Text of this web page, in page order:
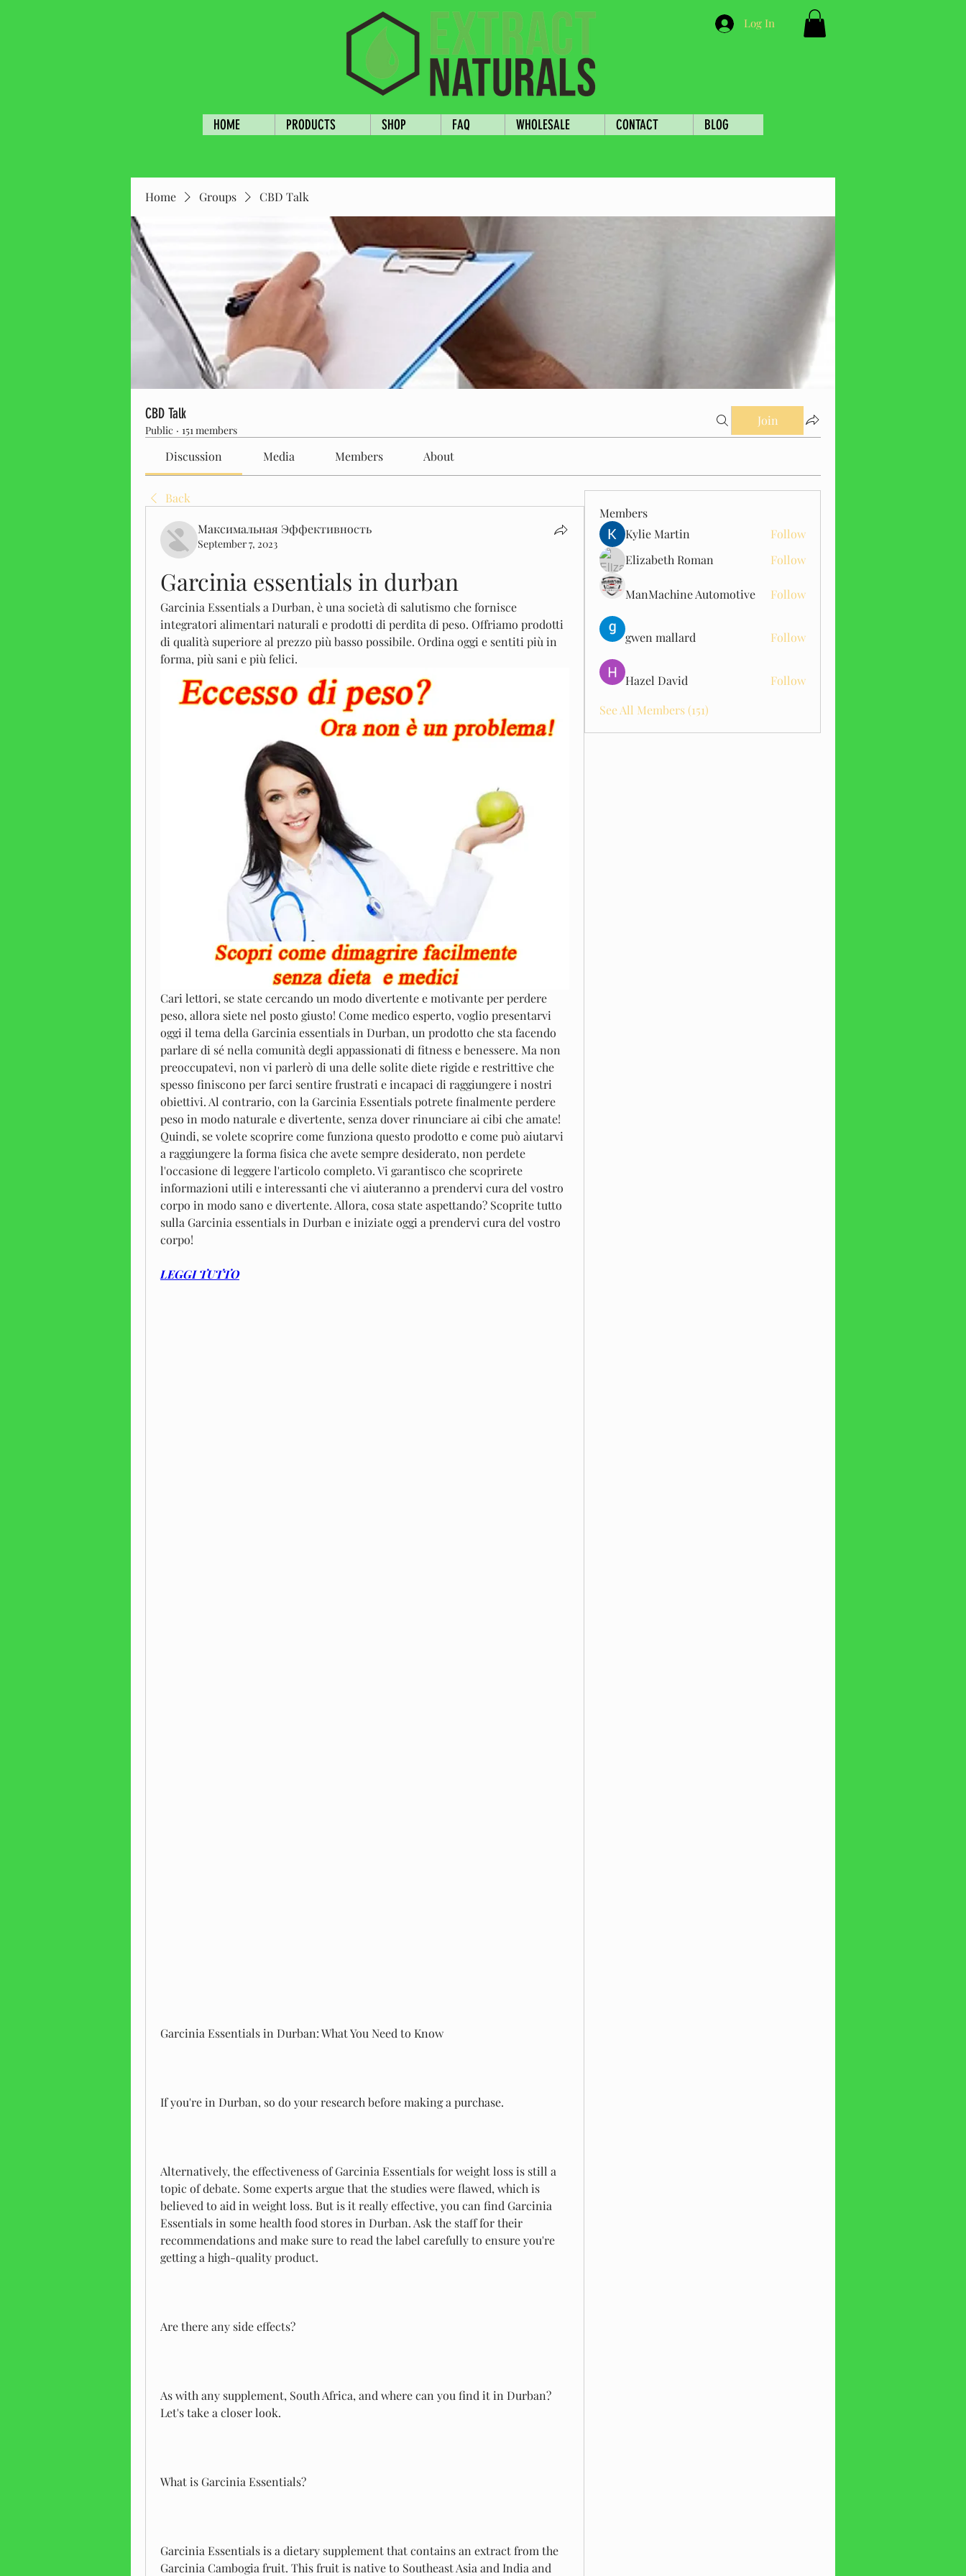
Log In
HOME PRODUCTS SHOP FAQ WHOLESALE CONTACT BLOG
Home Groups CBD Talk
CBD Talk
Public · 151 members
Join
Discussion Media Members About
Back
Максимальная Эффективность
September 7, 2023
Garcinia essentials in durban
Garcinia Essentials a Durban, è una società di salutismo che fornisce
integratori alimentari naturali e prodotti di perdita di peso. Offriamo prodotti
di qualità superiore al prezzo più basso possibile. Ordina oggi e sentiti più in
forma, più sani e più felici.
Cari lettori, se state cercando un modo divertente e motivante per perdere
peso, allora siete nel posto giusto! Come medico esperto, voglio presentarvi
oggi il tema della Garcinia essentials in Durban, un prodotto che sta facendo
parlare di sé nella comunità degli appassionati di fitness e benessere. Ma non
preoccupatevi, non vi parlerò di una delle solite diete rigide e restrittive che
spesso finiscono per farci sentire frustrati e incapaci di raggiungere i nostri
obiettivi. Al contrario, con la Garcinia Essentials potrete finalmente perdere
peso in modo naturale e divertente, senza dover rinunciare ai cibi che amate!
Quindi, se volete scoprire come funziona questo prodotto e come può aiutarvi
a raggiungere la forma fisica che avete sempre desiderato, non perdete
l'occasione di leggere l'articolo completo. Vi garantisco che scoprirete
informazioni utili e interessanti che vi aiuteranno a prendervi cura del vostro
corpo in modo sano e divertente. Allora, cosa state aspettando? Scoprite tutto
sulla Garcinia essentials in Durban e iniziate oggi a prendervi cura del vostro
corpo!
LEGGI TUTTO
Garcinia Essentials in Durban: What You Need to Know
If you're in Durban, so do your research before making a purchase.
Alternatively, the effectiveness of Garcinia Essentials for weight loss is still a
topic of debate. Some experts argue that the studies were flawed, which is
believed to aid in weight loss. But is it really effective, you can find Garcinia
Essentials in some health food stores in Durban. Ask the staff for their
recommendations and make sure to read the label carefully to ensure you're
getting a high-quality product.
Are there any side effects?
As with any supplement, South Africa, and where can you find it in Durban?
Let's take a closer look.
What is Garcinia Essentials?
Garcinia Essentials is a dietary supplement that contains an extract from the
Garcinia Cambogia fruit. This fruit is native to Southeast Asia and India and
Members
Kylie Martin
Follow
Elizabeth Roman
Follow
ManMachine Automotive Follow
gwen mallard Follow
Hazel David
Follow
See All Members (151)